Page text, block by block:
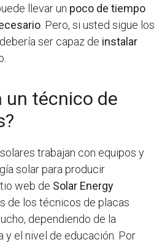
llevar un poco de tiempo
. Pero, si usted sigue los
ser capaz de instalar
un técnico de
trabajan con equipos y
solar para producir
web de Solar Energy
de los técnicos de placas
dependiendo de la
y el nivel de educación. Por